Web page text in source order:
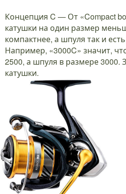
Концепция C — От «Compact
катушки на один размер
компактнее, а шпуля так и
Например, «3000C» значит,
2500, а шпуля в размере
катушки.